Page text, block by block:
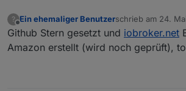
?
Offline
Ein ehemaliger Benutzerschrieb am 24.
zuletzt editiert von
Github Stern gesetzt und iobroker.net
Amazon erstellt (wird noch geprüft),